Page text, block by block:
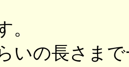
。
いの長さま